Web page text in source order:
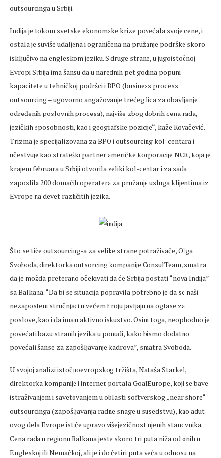
outsourcinga u Srbiji.
Indija je tokom svetske ekonomske krize povećala svoje cene, i
ostala je suviše udaljena i ograničena na pružanje podrške skoro
isključivo na engleskom jeziku. S druge strane, u jugoistočnoj
Evropi Srbija ima šansu da u narednih pet godina popuni
kapacitete u tehničkoj podršci i BPO (business process
outsourcing – ugovorno angažovanje trećeg lica za obavljanje
određenih poslovnih procesa), najviše zbog dobrih cena rada,
jezičkih sposobnosti, kao i geografske pozicije“, kaže Kovačević.
Trizma je specijalizovana za BPO i outsourcing kol-centara i
učestvuje kao strateški partner američke korporacije NCR, koja je
krajem februara u Srbiji otvorila veliki kol-centar i za sada
zaposlila 200 domaćih operatera za pružanje usluga klijentima iz
Evrope na devet različitih jezika.
Što se tiče outsourcing-a za velike strane potraživače, Olga
Svoboda, direktorka outsorcing kompanije ConsulTeam, smatra
da je možda preterano očekivati da će Srbija postati “nova Indija”
sa Balkana. “Da bi se situacija popravila potrebno je da se naši
nezaposleni stručnjaci u većem broju javljaju na oglase za
poslove, kao i da imaju aktivno iskustvo. Osim toga, neophodno je
povećati bazu stranih jezika u ponudi, kako bismo dodatno
povećali šanse za zapošljavanje kadrova”, smatra Svoboda.
U svojoj analizi istočnoevropskog tržišta, Nataša Starkel,
direktorka kompanije i internet portala GoalEurope, koji se bave
istraživanjem i savetovanjem u oblasti softverskog „near shore“
outsourcinga (zapošljavanja radne snage u susedstvu), kao adut
ovog dela Evrope ističe upravo višejezičnost njenih stanovnika.
Cena rada u regionu Balkana jeste skoro tri puta niža od onih u
Engleskoj ili Nemačkoj, ali je i do četiri puta veća u odnosu na